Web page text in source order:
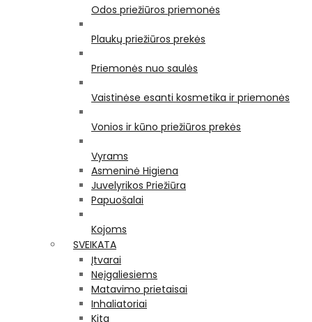
Odos priežiūros priemonės
Plaukų priežiūros prekės
Priemonės nuo saulės
Vaistinėse esanti kosmetika ir priemonės
Vonios ir kūno priežiūros prekės
Vyrams
Asmeninė Higiena
Juvelyrikos Priežiūra
Papuošalai
Kojoms
SVEIKATA
Įtvarai
Neįgaliesiems
Matavimo prietaisai
Inhaliatoriai
Kita